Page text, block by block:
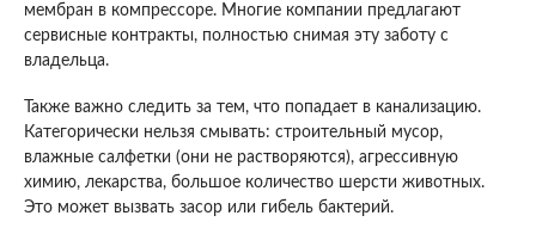
мембран в компрессоре. Многие компании предлагают
сервисные контракты, полностью снимая эту заботу с
владельца.
Также важно следить за тем, что попадает в канализацию.
Категорически нельзя смывать: строительный мусор,
влажные салфетки (они не растворяются), агрессивную
химию, лекарства, большое количество шерсти животных.
Это может вызвать засор или гибель бактерий.